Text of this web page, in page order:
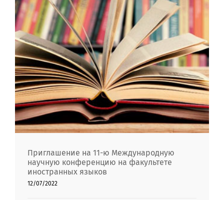
Приглашение на 11-ю
Международную научную
конференцию на факультете
иностранных языков
Приглашение на 11-ю Международную
научную конференцию на факультете
иностранных языков
12/07/2022